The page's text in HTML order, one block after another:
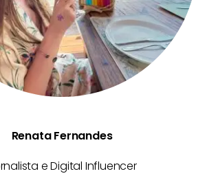
Renata Fernandes
e Digital Influencer